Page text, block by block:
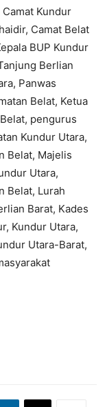
Kundur
Camat Belat
BUP Kundur
Berlian
Panwas
Belat, Ketua
pengurus
Kundur Utara,
Belat, Majelis
Utara,
Belat, Lurah
Barat, Kades
Kundur Utara,
Utara-Barat,